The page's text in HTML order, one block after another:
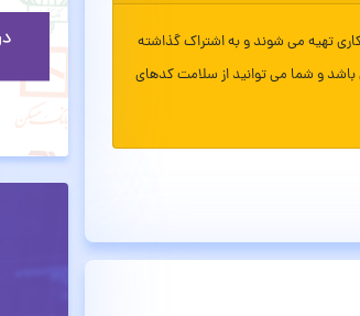
تهیه می شوند و به اشتراک گذاشته
و شما می توانید از سلامت کدهای